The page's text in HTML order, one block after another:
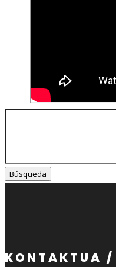
KONTAKTUA